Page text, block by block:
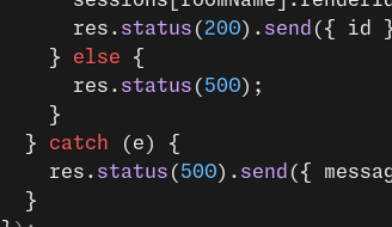
      res.
status ( 200). send ({ id
    }
else {
      res.
status ( 500);
    }
  }
catch (e) {
    res.
status ( 500). send ({
  }